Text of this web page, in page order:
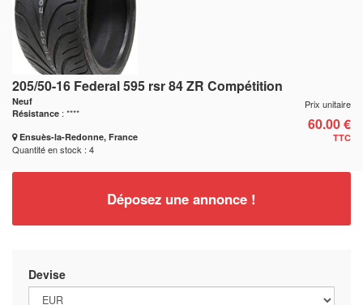
205/50-16 Federal 595 rsr 84 ZR Compétition
Neuf
Résistance : ****
Ensuès-la-Redonne, France
Quantité en stock : 4
Prix unitaire
60.00 €
TTC
Déposez une annonce !
Devise